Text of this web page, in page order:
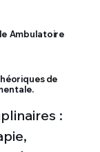
Ambulatoire
de
: